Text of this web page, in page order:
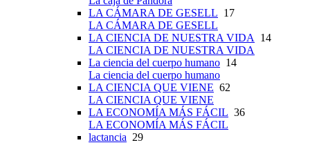
LA CÁMARA DE GESELL 17
LA CÁMARA DE GESELL
LA CIENCIA DE NUESTRA VIDA
14
LA CIENCIA DE NUESTRA VIDA
La ciencia del cuerpo humano 14
La ciencia del cuerpo humano
LA CIENCIA QUE VIENE 62
LA CIENCIA QUE VIENE
LA ECONOMÍA MÁS FÁCIL 36
LA ECONOMÍA MÁS FÁCIL
lactancia 29